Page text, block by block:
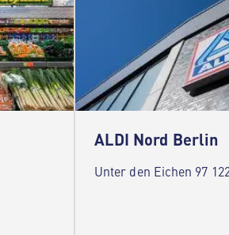
ALDI Nord Berlin
Unter den Eichen 97